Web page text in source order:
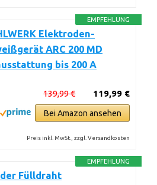
EMPFEHLUNG
Elektroden-
ARC 200 MD
bis 200 A
119,99 €
139,99 €
Bei Amazon ansehen
Preis inkl. MwSt., zzgl. Versandkosten
EMPFEHLUNG
Fülldraht